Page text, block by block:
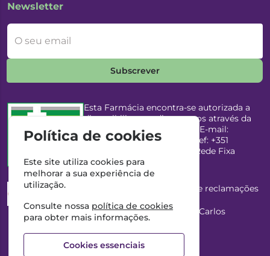
Newsletter
O seu email
Subscrever
Esta Farmácia encontra-se autorizada a
disponibilizar medicamentos através da
Internet, pelo Infarmed, I.P. E-mail:
infarmed@infarmed.pt
| Telef: +351
217987100 (Chamada para Rede Fixa
Nacional)
Esta Farmácia dispõe de livro de reclamações
Director Técnico e Proprietário: António Carlos
Saraiva Cabral Costa
NIPC: 507218906 | Farmácia Gama, Lda.
Política de cookies
Este site utiliza cookies para
melhorar a sua experiência de
utilização.
Consulte nossa política de cookies
para obter mais informações.
Cookies essenciais